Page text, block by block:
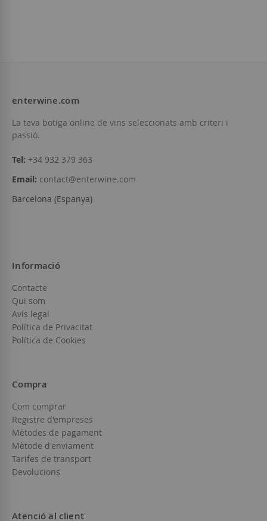
enterwine.com
La teva botiga online de vins seleccionats amb criteri i
passió.
Tel: +34 932 379 363
Email: contact@enterwine.com
Barcelona (Espanya)
Informació
Contacte
Qui som
Avís legal
Política de Privacitat
Política de Cookies
Compra
Com comprar
Registre d'empreses
Mètodes de pagament
Mètode d'enviament
Tarifes de transport
Devolucions
Atenció al client